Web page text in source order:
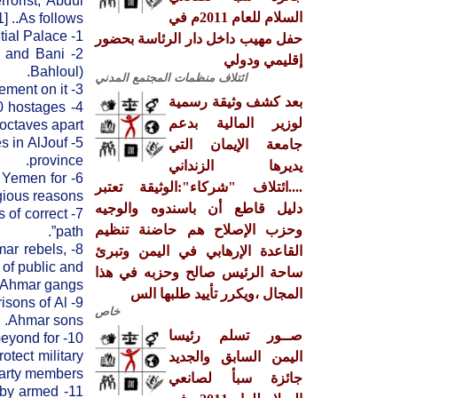
السلام للعام 2011م في
حفل مهيب داخل دار الرئاسة بحضور
إقليمي ودولي
ائتلاف منظمات المجتمع المدني
بعد كشف وثيقة رسمية
لوزير المالية بدعم
جامعة الإيمان التي
يديرها الزنداني
....ائتلاف "شركاء":الوثيقة تعتبر
دليل قاطع أن باسندوه والوجيه
وحزب الإصلاح هم حاضنة تنظيم
القاعدة الإرهابي في اليمن وتبرئ
ساحة الرئيس صالح وحزبه في هذا
المجال ،ويكرر تأييد طلبها الس
خاص
صــور تسلم رئيسا
اليمن السابق والجديد
جائزة سبأ لصانعي
..As follows:
1- The crime of assault on worshippers inside a Alnhedin mosque at the presidential Palace.
and Bani
Bahloul).
3- The massacre of March 18/ 2011 Jumat Alkarama and religious incitement on it.
hostages
apart.
in AlJouf
province.
for
reasons.
of correct
path”.
rebels,
public and
gangs.
of Al
Ahmar sons.
for
military
members.
armed